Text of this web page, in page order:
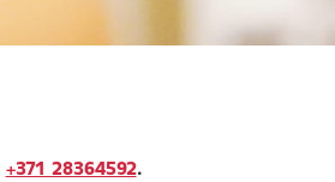
+371 28364592.